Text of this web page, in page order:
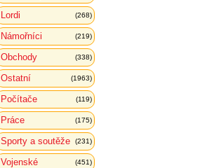
Lordi (268)
Námořníci (219)
Obchody (338)
Ostatní (1963)
Počítače (119)
Práce (175)
Sporty a soutěže (231)
Vojenské (451)